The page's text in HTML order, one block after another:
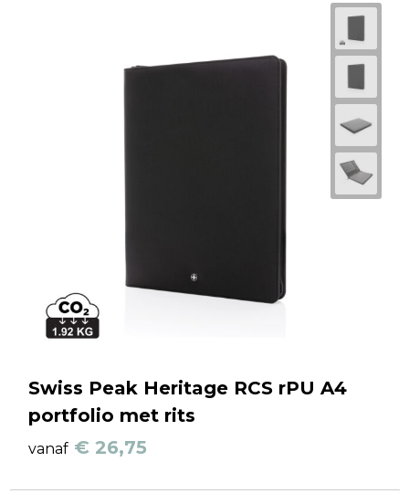
Swiss Peak Heritage RCS rPU A4
portfolio met rits
vanaf € 26,75